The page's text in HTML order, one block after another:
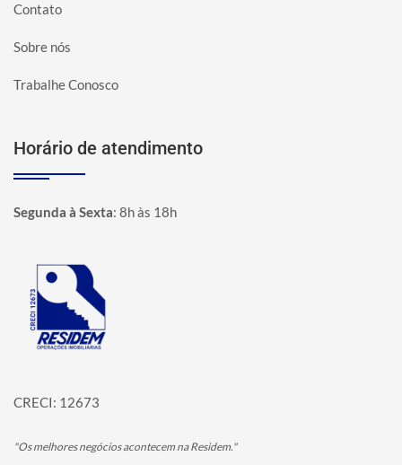
Contato
Sobre nós
Trabalhe Conosco
Horário de atendimento
Segunda à Sexta: 8h às 18h
Página inicial
CRECI: 12673
"Os melhores negócios acontecem na Residem."